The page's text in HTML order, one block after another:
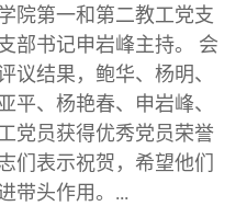
院第一和第二教工党支
部书记申岩峰主持。 会
议结果，鲍华、杨明、
平、杨艳春、申岩峰、
党员获得优秀党员荣誉
们表示祝贺，希望他们
带头作用。...